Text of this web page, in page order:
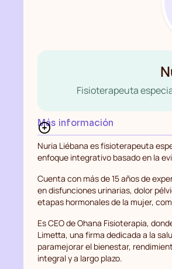
Fisioterapeuta
Más información
Nuria Liébana es fisioterapeuta
enfoque integrativo basado en la
Cuenta con más de 15 años de
en disfunciones urinarias, dolor
etapas hormonales de la mujer,
Es CEO de Ohana Fisioterapia,
Limetta, una firma dedicada a la
paramejorar el bienestar,
integral y a largo plazo.